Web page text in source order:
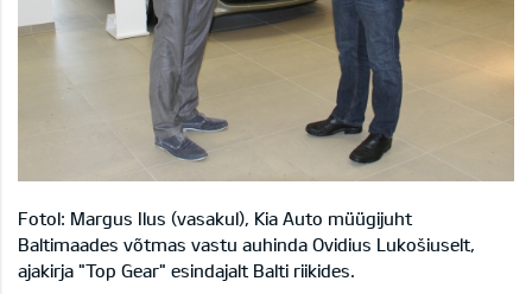
Fotol: Margus Ilus (vasakul), Kia Auto müügijuht
Baltimaades võtmas vastu auhinda Ovidius Lukošiuselt,
ajakirja "Top Gear" esindajalt Balti riikides.